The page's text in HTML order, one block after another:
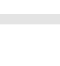
aquí